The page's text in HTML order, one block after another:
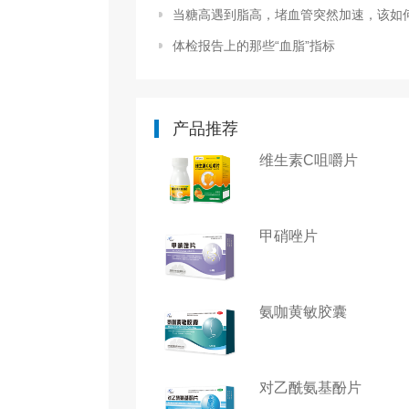
当糖高遇到脂高，堵血管突然加速，该如何应对
体检报告上的那些“血脂”指标
产品推荐
维生素C咀嚼片
甲硝唑片
氨咖黄敏胶囊
对乙酰氨基酚片